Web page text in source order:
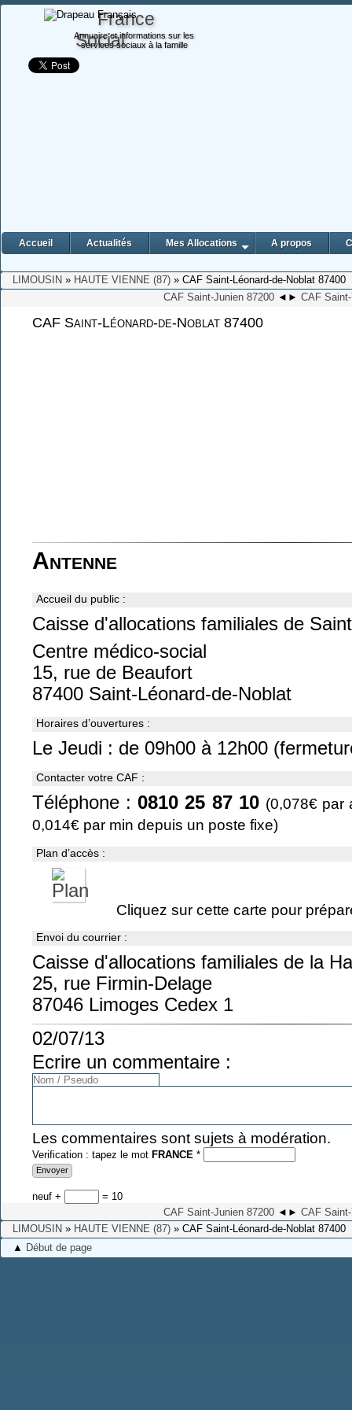
France
Social
Annuaire et informations sur les
services sociaux à la famille
Accueil Actualités Mes Allocations A propos
LIMOUSIN » HAUTE VIENNE (87) » CAF Saint-Léonard-de-Noblat 87400
CAF Saint-Junien 87200 ◄ ► CAF
CAF Saint-Léonard-de-Noblat 87400
Antenne
Accueil du public :
Caisse d'allocations familiales de
Centre médico-social
15, rue de Beaufort
87400 Saint-Léonard-de-Noblat
Horaires d’ouvertures :
Le Jeudi : de 09h00 à 12h00
Contacter votre CAF :
Téléphone : 0810 25 87 10 (0,078€ par
0,014€ par min depuis un poste fixe)
Plan d’accès :
Cliquez sur cette carte pour
Envoi du courrier :
Caisse d'allocations familiales de la
25, rue Firmin-Delage
87046 Limoges Cedex 1
02/07/13
Ecrire un commentaire :
Les commentaires sont sujets à modération.
Verification : tapez le mot FRANCE *
neuf +
= 10
CAF Saint-Junien 87200 ◄ ► CAF
LIMOUSIN » HAUTE VIENNE (87) » CAF Saint-Léonard-de-Noblat 87400
▲ Début de page